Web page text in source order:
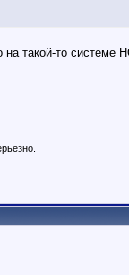
такой-то системе